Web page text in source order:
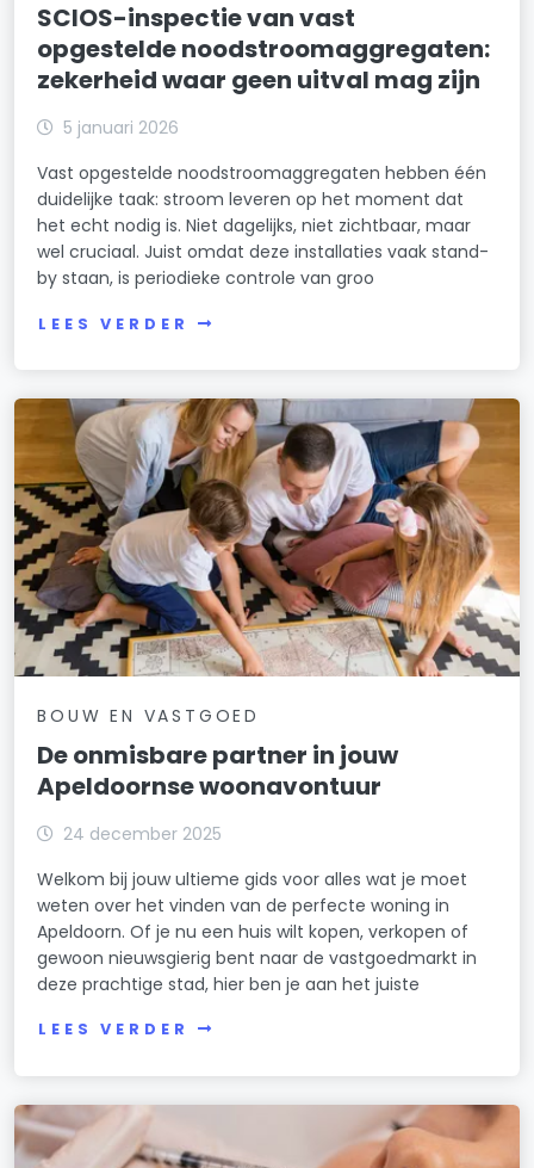
SCIOS-inspectie van vast
opgestelde noodstroomaggregaten:
zekerheid waar geen uitval mag zijn
5 januari 2026
Vast opgestelde noodstroomaggregaten hebben één
duidelijke taak: stroom leveren op het moment dat
het echt nodig is. Niet dagelijks, niet zichtbaar, maar
wel cruciaal. Juist omdat deze installaties vaak stand-
by staan, is periodieke controle van groo
LEES VERDER
BOUW EN VASTGOED
De onmisbare partner in jouw
Apeldoornse woonavontuur
24 december 2025
Welkom bij jouw ultieme gids voor alles wat je moet
weten over het vinden van de perfecte woning in
Apeldoorn. Of je nu een huis wilt kopen, verkopen of
gewoon nieuwsgierig bent naar de vastgoedmarkt in
deze prachtige stad, hier ben je aan het juiste
LEES VERDER